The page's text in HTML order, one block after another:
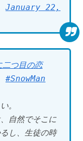
January 22,
つ目の恋
#SnowMan
。
自然でそこに
し、生徒の時